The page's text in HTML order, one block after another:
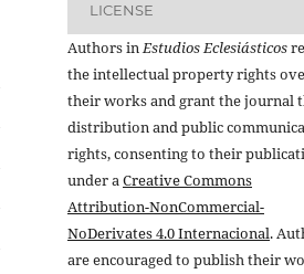
LICENSE
Authors inEstudios Eclesiásticos
the intellectual property rights
their works and grant the journal
distribution and public
rights, consenting to their
under aCreative Commons
Attribution-NonCommercial-
NoDerivates 4.0 Internacional.
are encouraged to publish their